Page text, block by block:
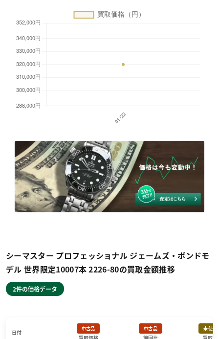
シーマスター プロフェッショナル ジェームズ・ボンドモ
デル 世界限定10007本 2226-80の買取金額推移
2件の価格データ
日付
中古品 中古品 未使用